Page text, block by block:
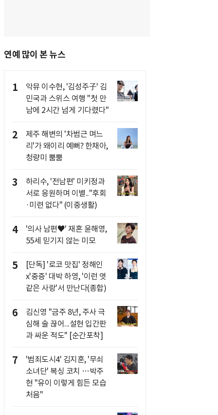
연예 많이 본 뉴스
1
악뮤 이수현, '김성주子' 김
민국과 스위스 여행 "첫 만
남에 2시간 넘게 기다렸다"
2
제주 해변의 '차범근 며느
리'가 왜이리 예뻐? 한채아,
청량미 뿜뿜
3
하리수, '전남편' 미키정과
서로 응원하며 이별.."후회
·미련 없다" (이중생활)
4
'의사 남편♥' 재혼 윤해영,
55세 믿기지 않는 미모
5
[단독] '로코 맛집' 정해인
x'중증' 대박 하영, '이런 엿
같은 사랑'서 만난다(종합)
6
김신영 "금주 8년, 주사 극
심해 술 끊어...설현 입간판
과 싸운 적도" [순간포착]
7
'범죄도시4' 김지훈, '무쇠
소녀단' 복싱 코치 …박주
현 "유이 이렇게 힘든 모습
처음"